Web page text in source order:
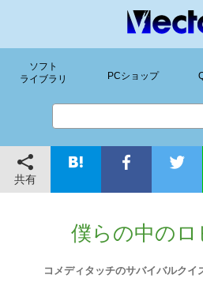
ソフト
ライブラリ
PCショップ
共有
僕らの中のロ
コメディタッチのサバイバルクイ